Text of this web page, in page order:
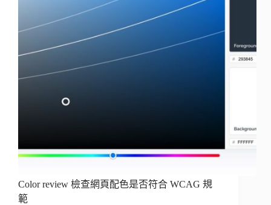
Color review 檢查網頁配色是否符合 WCAG 規
範